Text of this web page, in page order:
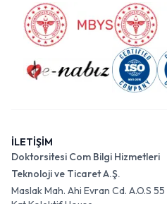
İLETİŞİM
Doktorsitesi Com Bilgi Hizmetleri
Teknoloji ve Ticaret A.Ş.
Maslak Mah. Ahi Evran Cd. A.O.S